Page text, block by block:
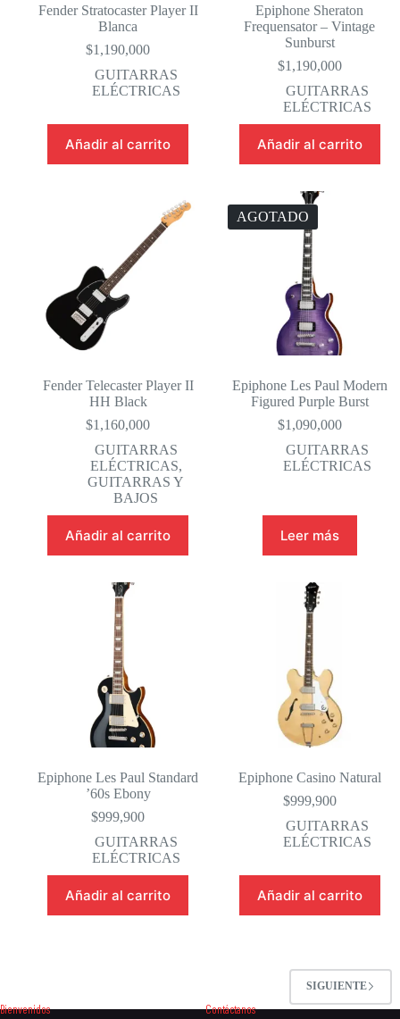
Fender Stratocaster Player II
Blanca
$1,190,000
GUITARRAS
ELÉCTRICAS
Añadir al carrito
Epiphone Sheraton
Frequensator – Vintage
Sunburst
$1,190,000
GUITARRAS
ELÉCTRICAS
Añadir al carrito
Fender Telecaster Player II
HH Black
$1,160,000
GUITARRAS
ELÉCTRICAS,
GUITARRAS Y
BAJOS
Añadir al carrito
AGOTADO
Epiphone Les Paul Modern
Figured Purple Burst
$1,090,000
GUITARRAS
ELÉCTRICAS
Leer más
Epiphone Les Paul Standard
’60s Ebony
$999,900
GUITARRAS
ELÉCTRICAS
Añadir al carrito
Epiphone Casino Natural
$999,900
GUITARRAS
ELÉCTRICAS
Añadir al carrito
SIGUIENTE
Bienvenidos Contáctanos